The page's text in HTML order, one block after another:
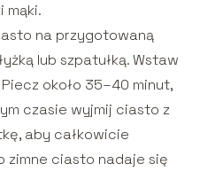
mąki.
na przygotowaną
lub szpatułką. Wstaw
około 35–40 minut,
czasie wyjmij ciasto z
aby całkowicie
zimne ciasto nadaje się